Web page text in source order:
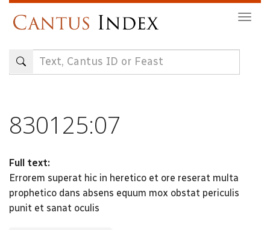
content
830125:07
Full text:
Errorem superat hic in heretico et ore reserat multa
prophetico dans absens equum mox obstat periculis
punit et sanat oculis